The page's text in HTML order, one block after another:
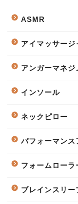
ASMR
アイマッサージ
アンガーマネジ
インソール
ネックピロー
パフォーマンス
フォームローラ
ブレインスリー